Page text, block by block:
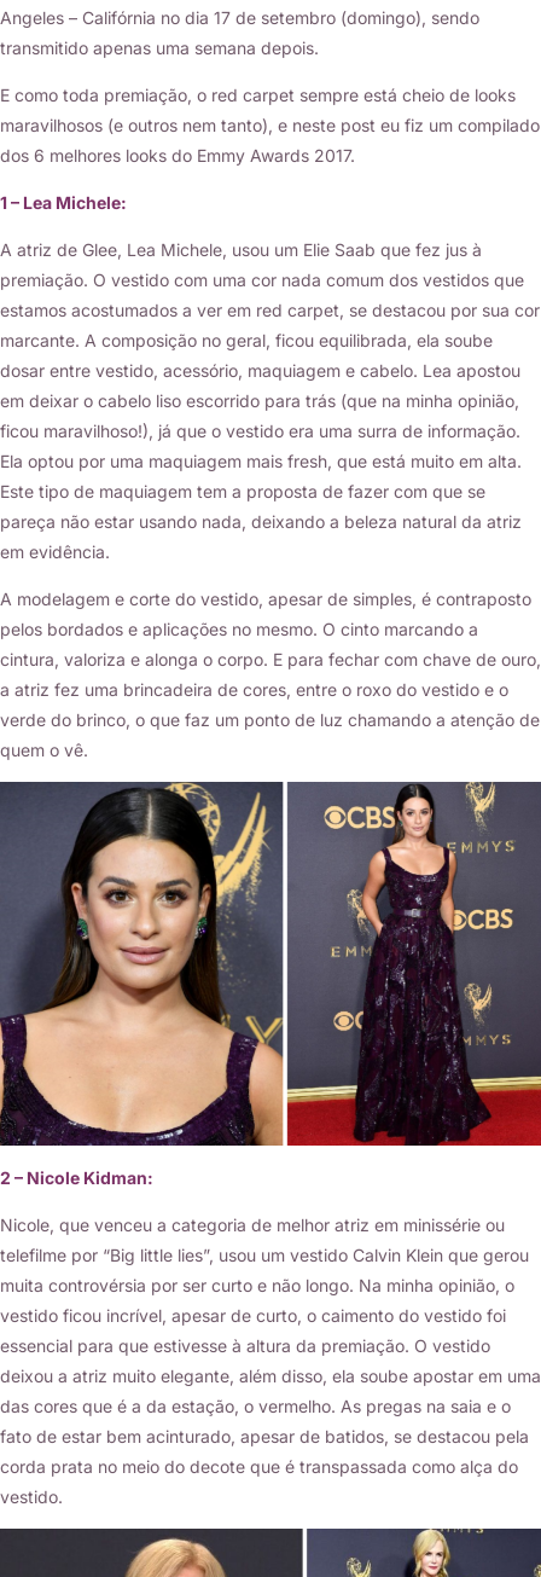
Angeles – Califórnia no dia 17 de setembro (domingo), sendo
transmitido apenas uma semana depois.
E como toda premiação, o red carpet sempre está cheio de looks
maravilhosos (e outros nem tanto), e neste post eu fiz um compilado
dos 6 melhores looks do Emmy Awards 2017.
1 – Lea Michele:
A atriz de Glee, Lea Michele, usou um Elie Saab que fez jus à
premiação. O vestido com uma cor nada comum dos vestidos que
estamos acostumados a ver em red carpet, se destacou por sua cor
marcante. A composição no geral, ficou equilibrada, ela soube
dosar entre vestido, acessório, maquiagem e cabelo. Lea apostou
em deixar o cabelo liso escorrido para trás (que na minha opinião,
ficou maravilhoso!), já que o vestido era uma surra de informação.
Ela optou por uma maquiagem mais fresh, que está muito em alta.
Este tipo de maquiagem tem a proposta de fazer com que se
pareça não estar usando nada, deixando a beleza natural da atriz
em evidência.
A modelagem e corte do vestido, apesar de simples, é contraposto
pelos bordados e aplicações no mesmo. O cinto marcando a
cintura, valoriza e alonga o corpo. E para fechar com chave de ouro,
a atriz fez uma brincadeira de cores, entre o roxo do vestido e o
verde do brinco, o que faz um ponto de luz chamando a atenção de
quem o vê.
2 – Nicole Kidman:
Nicole, que venceu a categoria de melhor atriz em minissérie ou
telefilme por “Big little lies”, usou um vestido Calvin Klein que gerou
muita controvérsia por ser curto e não longo. Na minha opinião, o
vestido ficou incrível, apesar de curto, o caimento do vestido foi
essencial para que estivesse à altura da premiação. O vestido
deixou a atriz muito elegante, além disso, ela soube apostar em uma
das cores que é a da estação, o vermelho. As pregas na saia e o
fato de estar bem acinturado, apesar de batidos, se destacou pela
corda prata no meio do decote que é transpassada como alça do
vestido.